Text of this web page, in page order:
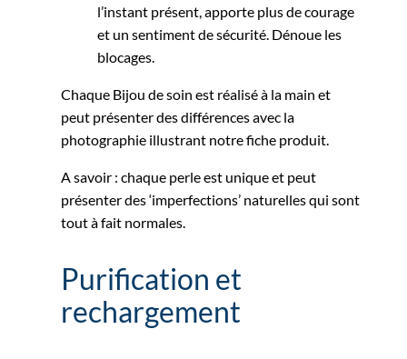
l’instant présent, apporte plus de courage
et un sentiment de sécurité. Dénoue les
blocages.
Chaque Bijou de soin est réalisé à la main et
peut présenter des différences avec la
photographie illustrant notre fiche produit.
A savoir : chaque perle est unique et peut
présenter des ‘imperfections’ naturelles qui sont
tout à fait normales.
Purification et
rechargement